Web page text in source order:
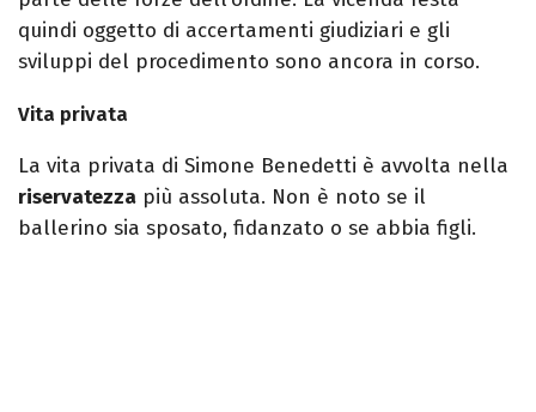
quindi oggetto di accertamenti giudiziari e gli
sviluppi del procedimento sono ancora in corso.
Vita privata
La vita privata di Simone Benedetti è avvolta nella
riservatezza più assoluta. Non è noto se il
ballerino sia sposato, fidanzato o se abbia figli.